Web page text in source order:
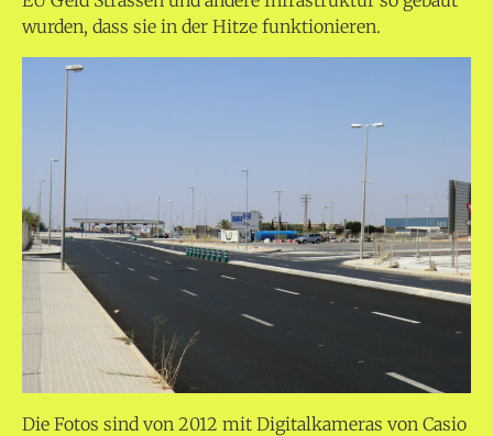
wurden, dass sie in der Hitze funktionieren.
Die Fotos sind von 2012 mit Digitalkameras von Casio